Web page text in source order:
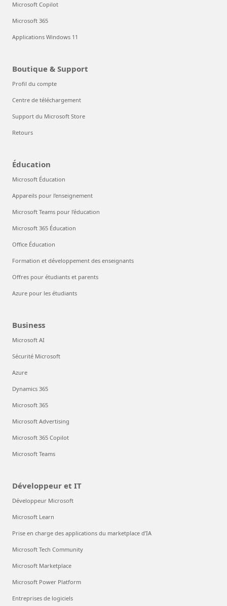
Microsoft Copilot
Microsoft 365
Applications Windows 11
Boutique & Support
Profil du compte
Centre de téléchargement
Support du Microsoft Store
Retours
Éducation
Microsoft Éducation
Appareils pour l’enseignement
Microsoft Teams pour l’éducation
Microsoft 365 Éducation
Office Éducation
Formation et développement des enseignants
Offres pour étudiants et parents
Azure pour les étudiants
Business
Microsoft AI
Sécurité Microsoft
Azure
Dynamics 365
Microsoft 365
Microsoft Advertising
Microsoft 365 Copilot
Microsoft Teams
Développeur et IT
Développeur Microsoft
Microsoft Learn
Prise en charge des applications du marketplace d’IA
Microsoft Tech Community
Microsoft Marketplace
Microsoft Power Platform
Entreprises de logiciels